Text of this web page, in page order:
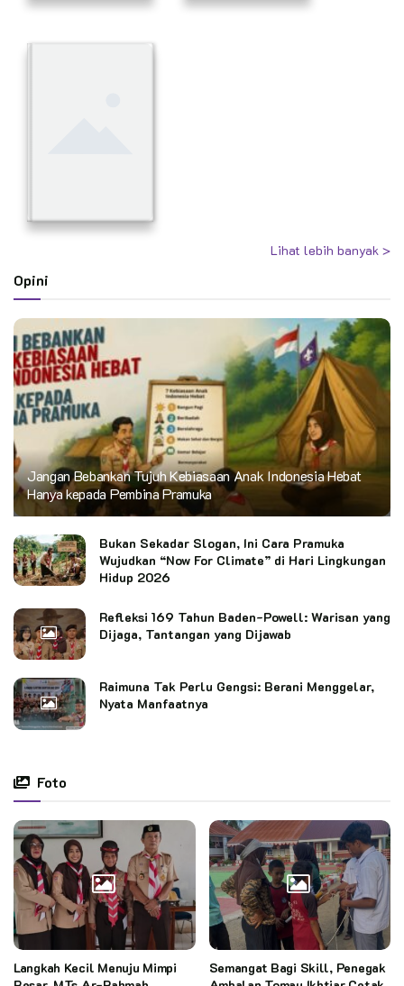
Lihat lebih banyak >
Opini
Jangan Bebankan Tujuh Kebiasaan Anak Indonesia Hebat
Hanya kepada Pembina Pramuka
Bukan Sekadar Slogan, Ini Cara Pramuka
Wujudkan “Now For Climate” di Hari Lingkungan
Hidup 2026
Refleksi 169 Tahun Baden-Powell: Warisan yang
Dijaga, Tantangan yang Dijawab
Raimuna Tak Perlu Gengsi: Berani Menggelar,
Nyata Manfaatnya
Foto
Langkah Kecil Menuju Mimpi
Semangat Bagi Skill, Penegak